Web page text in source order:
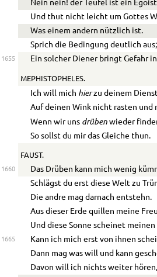
Nein nein! der Teufel ist ein Egoist
Und thut nicht leicht um Gottes
Was einem andern nützlich ist.
Sprich die Bedingung deutlich aus;
1655 Ein solcher Diener bringt Gefahr
MEPHISTOPHELES.
Ich will mich hierzu deinem
Auf deinen Wink nicht rasten und
Wenn wir uns drüben wieder
So sollst du mir das Gleiche thun.
FAUST.
1660
Das Drüben kann mich wenig
Schlägst du erst diese Welt zu
Die andre mag darnach entstehn.
Aus dieser Erde quillen meine
Und diese Sonne scheinet meinen
1665
Kann ich mich erst von ihnen
Dann mag was will und kann
Davon will ich nichts weiter